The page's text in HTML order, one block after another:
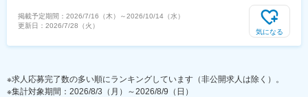
策：その他（屋内原則禁煙（加熱式たばこ専用喫煙室あり））＜勤務地
詳細2＞青葉台タワー住所：東京都目黒区青葉台3-6-28 住友不動産青葉
台タワー15F勤務地最寄駅：各線／渋谷駅受動喫煙対策：その他（屋内
額（基本給）：2,893,080円～7,237,044円その他固定手当/月：7,503円
～18,769円固定残業手当/月：84,407円～211,144円（固定残業時間45
時間0分/月）超過した時間外労働の残業手当は追加支給＜月額＞
とに評価します。 評価に応じて年俸を見直します。■年収例：540万円
／27歳600万円／30歳760万円／38歳賃金はあくまでも目安の金額であ
掲載予定期間： 2026/7/16（木） ～2026/10/14（水）
更新日： 2026/7/28（火）
気になる
※求人応募完了数の多い順にランキングしています（非公開求人は除く）。
※集計対象期間：2026/8/3（月）～2026/8/9（日）